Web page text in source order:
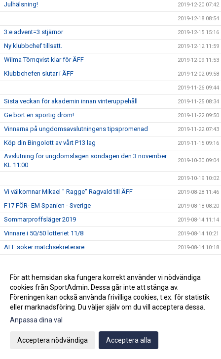
Julhälsning! 2019-12-20 07:42
2019-12-18 08:54
3:e advent=3 stjärnor 2019-12-15 15:16
Ny klubbchef tillsatt. 2019-12-12 11:59
Wilma Törnqvist klar för ÄFF 2019-12-09 11:53
Klubbchefen slutar i ÄFF 2019-12-02 09:58
2019-11-26 09:44
Sista veckan för akademin innan vinteruppehåll 2019-11-25 08:34
Ge bort en sportig dröm! 2019-11-22 09:50
Vinnarna på ungdomsavslutningens tipspromenad 2019-11-22 07:43
Köp din Bingolott av vårt P13 lag 2019-11-15 09:16
Avslutning för ungdomslagen söndagen den 3 november
KL 11:00
2019-10-30 09:04
2019-10-19 10:02
Vi välkomnar Mikael " Ragge" Ragvald till ÄFF 2019-08-28 11:46
F17 FÖR- EM Spanien - Sverige 2019-08-18 08:20
Sommarproffsläger 2019 2019-08-14 11:14
Vinnare i 50/50 lotteriet 11/8 2019-08-14 10:21
ÄFF söker matchsekreterare 2019-08-14 10:18
Kalle är på semester 2019-08-10 09:14
Klubbchefen Helena Wennerström presenterar sig 2019-08-07 08:52
FitLine är ny samarbetspartner 2019-08-03 14:21
ÄFF söker matchsekreterare
Bemanning på våra kanslier i sommar
För att hemsidan ska fungera korrekt använder vi nödvändiga
cookies från SportAdmin. Dessa går inte att stänga av.
Föreningen kan också använda frivilliga cookies, t.ex. för statistik
eller marknadsföring. Du väljer själv om du vill acceptera dessa.
Anpassa dina val
Acceptera nödvändiga Acceptera alla